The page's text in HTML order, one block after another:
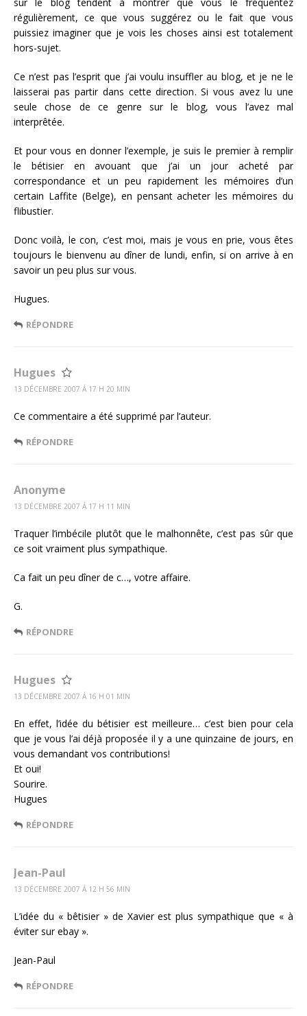
régulièrement, ce que vous suggérez ou le fait que vous
puissiez imaginer que je vois les choses ainsi est totalement
hors-sujet.
Ce n’est pas l’esprit que j’ai voulu insuffler au blog, et je ne le
laisserai pas partir dans cette direction. Si vous avez lu une
seule chose de ce genre sur le blog, vous l’avez mal
interprêtée.
Et pour vous en donner l’exemple, je suis le premier à remplir
le bétisier en avouant que j’ai un jour acheté par
correspondance et un peu rapidement les mémoires d’un
certain Laffite (Belge), en pensant acheter les mémoires du
flibustier.
Donc voilà, le con, c’est moi, mais je vous en prie, vous êtes
toujours le bienvenu au dîner de lundi, enfin, si on arrive à en
savoir un peu plus sur vous.
Hugues.
RÉPONDRE
Hugues
13 DÉCEMBRE 2007 Á 17 H 20 MIN
Ce commentaire a été supprimé par l’auteur.
RÉPONDRE
Anonyme
13 DÉCEMBRE 2007 Á 17 H 11 MIN
Traquer l’imbécile plutôt que le malhonnête, c’est pas sûr que
ce soit vraiment plus sympathique.
Ca fait un peu dîner de c…, votre affaire.
G.
RÉPONDRE
Hugues
13 DÉCEMBRE 2007 Á 16 H 01 MIN
En effet, l’idée du bétisier est meilleure… c’est bien pour cela
que je vous l’ai déjà proposée il y a une quinzaine de jours, en
vous demandant vos contributions!
Et oui!
Sourire.
Hugues
RÉPONDRE
Jean-Paul
13 DÉCEMBRE 2007 Á 12 H 56 MIN
L’idée du « bêtisier » de Xavier est plus sympathique que « à
éviter sur ebay ».
Jean-Paul
RÉPONDRE